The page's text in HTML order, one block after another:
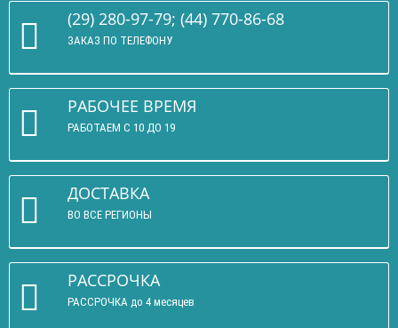
(29) 280-97-79; (44) 770-86-68
ЗАКАЗ ПО ТЕЛЕФОНУ
РАБОЧЕЕ ВРЕМЯ
РАБОТАЕМ С 10 ДО 19
ДОСТАВКА
ВО ВСЕ РЕГИОНЫ
РАССРОЧКА
РАССРОЧКА до 4 месяцев